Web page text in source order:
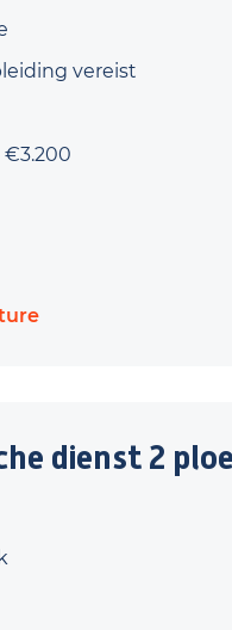
vereist
€3.200
dienst 2